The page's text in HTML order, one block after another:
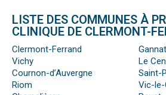
LISTE DES COMMUNES À
CLINIQUE DE CLERMONT-
Clermont-Ferrand
Vichy
Cournon-d’Auvergne
Riom
Gannat
Le
Saint-
Vic-